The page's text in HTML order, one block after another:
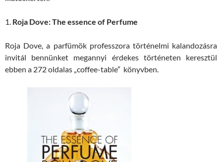
1. Roja Dove: The essence of Perfume
Roja Dove, a parfümök professzora történelmi kalandozásra
invitál bennünket megannyi érdekes történeten keresztül
ebben a 272 oldalas „coffee-table” könyvben.